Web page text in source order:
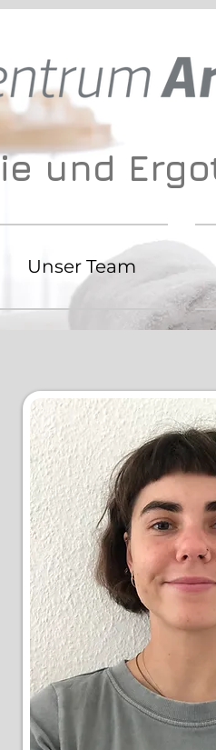
und
Unser Team